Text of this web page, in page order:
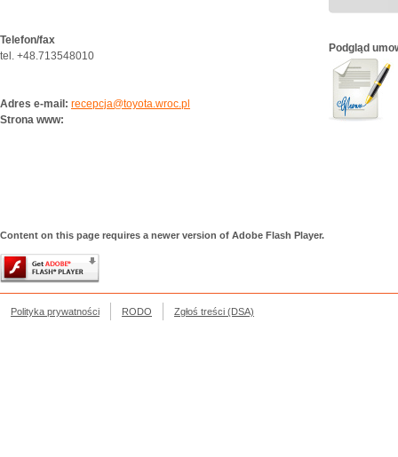
Telefon/fax
tel. +48.713548010
Adres e-mail: recepcja@toyota.wroc.pl
Strona www:
Podgląd
Content on this page requires a newer version of Adobe Flash Player.
Polityka prywatności RODO Zgłoś treści (DSA)